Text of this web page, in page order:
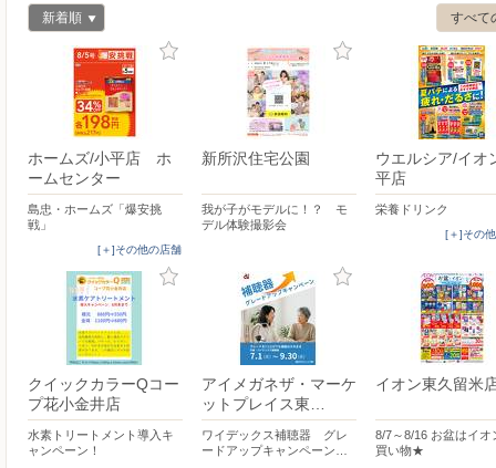
すべて
新着順
ホームズ/小平店 ホ
ームセンター
島忠・ホームズ「爆安挑
戦」
[＋]その他の店舗
新所沢住宅公園
我が子がモデルに！？ モ
デル体験撮影会
ウエルシア/イオ
平店
栄養ドリンク
[＋]その
クイックカラーQコー
プ花小金井店
水素トリートメント導入キ
ャンペーン！
アイメガネザ・マーケ
ットプレイス東…
ワイデックス補聴器 グレ
ードアップキャンペーン…
イオン東久留米
8/7～8/16 お盆はイオ
買い物★